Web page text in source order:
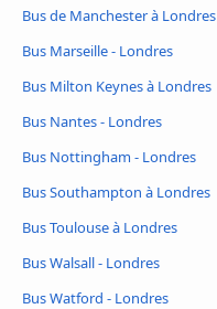
Bus de Manchester à Londres
Bus Marseille - Londres
Bus Milton Keynes à Londres
Bus Nantes - Londres
Bus Nottingham - Londres
Bus Southampton à Londres
Bus Toulouse à Londres
Bus Walsall - Londres
Bus Watford - Londres